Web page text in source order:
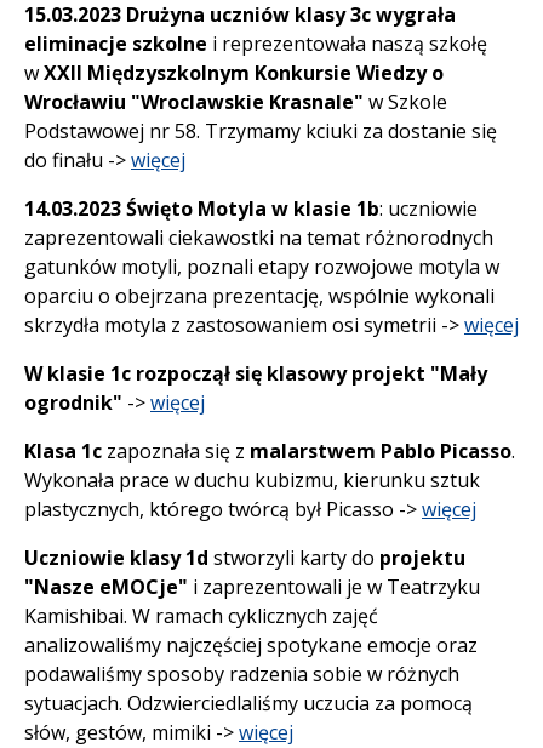
15.03.2023 Drużyna uczniów klasy 3cwygrała
eliminacje szkolne i reprezentowała naszą szkołę
wXXII Międzyszkolnym Konkursie Wiedzy o
Wrocławiu "Wroclawskie Krasnale" w Szkole
Podstawowej nr 58. Trzymamy kciuki za dostanie się
do finału ->więcej
14.03.2023 Święto Motyla w klasie 1b: uczniowie
zaprezentowali ciekawostki na temat różnorodnych
gatunków motyli, poznali etapy rozwojowe motyla w
oparciu o obejrzana prezentację, wspólnie wykonali
skrzydła motyla z zastosowaniem osi symetrii ->więcej
W klasie 1c rozpoczął się klasowy projekt "Mały
ogrodnik" ->więcej
Klasa 1c zapoznała się z malarstwem Pablo Picasso.
Wykonała prace w duchu kubizmu, kierunku sztuk
plastycznych, którego twórcą był Picasso ->więcej
Uczniowie klasy 1d stworzyli karty do projektu
"Nasze eMOCje" i zaprezentowali je w Teatrzyku
Kamishibai. W ramach cyklicznych zajęć
analizowaliśmy najczęściej spotykane emocje oraz
podawaliśmy sposoby radzenia sobie w różnych
sytuacjach. Odzwierciedlaliśmy uczucia za pomocą
słów, gestów, mimiki ->więcej